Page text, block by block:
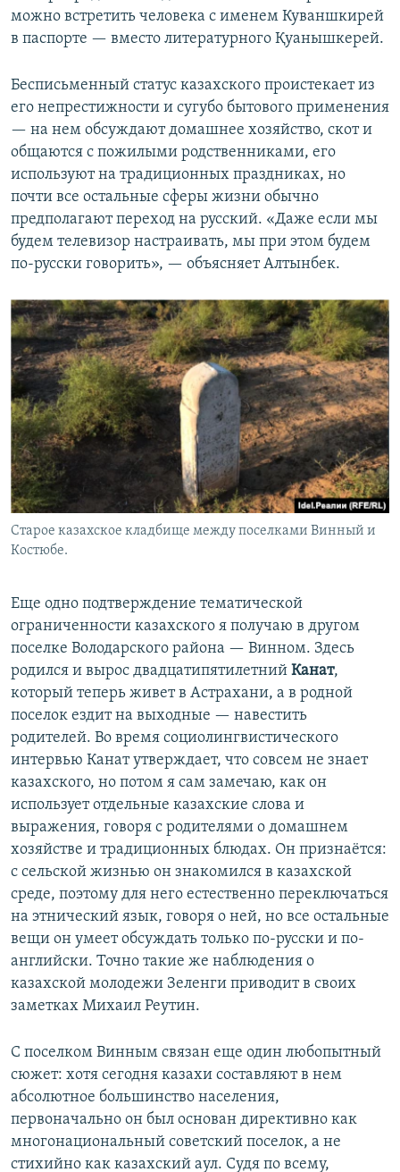
можно встретить человека с именем Куваншкирей
в паспорте — вместо литературного Қуанышкерей.
Бесписьменный статус казахского проистекает из
его непрестижности и сугубо бытового применения
— на нем обсуждают домашнее хозяйство, скот и
общаются с пожилыми родственниками, его
используют на традиционных праздниках, но
почти все остальные сферы жизни обычно
предполагают переход на русский. «Даже если мы
будем телевизор настраивать, мы при этом будем
по-русски говорить», — объясняет Алтынбек.
Старое казахское кладбище между поселками Винный и
Костюбе.
Еще одно подтверждение тематической
ограниченности казахского я получаю в другом
поселке Володарского района — Винном. Здесь
родился и вырос двадцатипятилетний Канат,
который теперь живет в Астрахани, а в родной
поселок ездит на выходные — навестить
родителей. Во время социолингвистического
интервью Канат утверждает, что совсем не знает
казахского, но потом я сам замечаю, как он
использует отдельные казахские слова и
выражения, говоря с родителями о домашнем
хозяйстве и традиционных блюдах. Он признаётся:
с сельской жизнью он знакомился в казахской
среде, поэтому для него естественно переключаться
на этнический язык, говоря о ней, но все остальные
вещи он умеет обсуждать только по-русски и по-
английски. Точно такие же наблюдения о
казахской молодежи Зеленги приводит в своих
заметках Михаил Реутин.
С поселком Винным связан еще один любопытный
сюжет: хотя сегодня казахи составляют в нем
абсолютное большинство населения,
первоначально он был основан директивно как
многонациональный советский поселок, а не
стихийно как казахский аул. Судя по всему,